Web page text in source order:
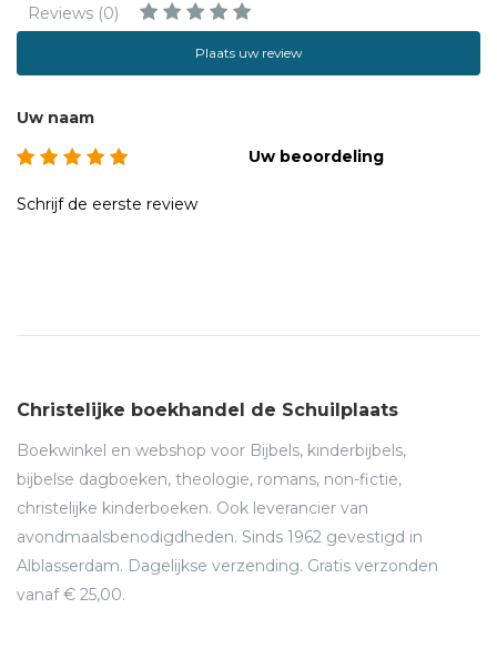
Reviews (0)
Plaats uw review
Uw naam
Uw beoordeling
Schrijf de eerste review
Christelijke boekhandel de Schuilplaats
Boekwinkel en webshop voor Bijbels, kinderbijbels,
bijbelse dagboeken, theologie, romans, non-fictie,
christelijke kinderboeken. Ook leverancier van
avondmaalsbenodigdheden. Sinds 1962 gevestigd in
Alblasserdam. Dagelijkse verzending. Gratis verzonden
vanaf € 25,00.